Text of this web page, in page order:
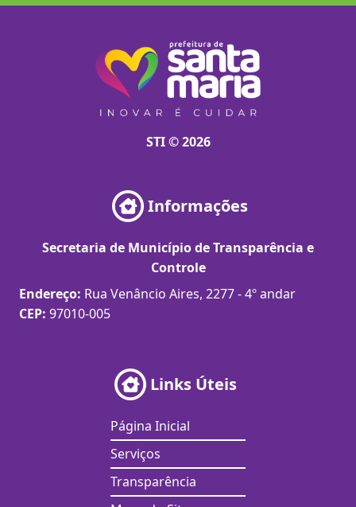
STI © 2026
Informações
Secretaria de Município de Transparência e
Controle
Endereço: Rua Venâncio Aires, 2277 - 4º andar
CEP: 97010-005
Links Úteis
Página Inicial
Serviços
Transparência